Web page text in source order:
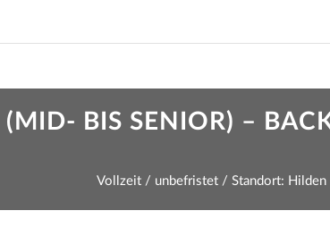
(MID- BIS SENIOR) –
Vollzeit / unbefristet / Standort: Hilden